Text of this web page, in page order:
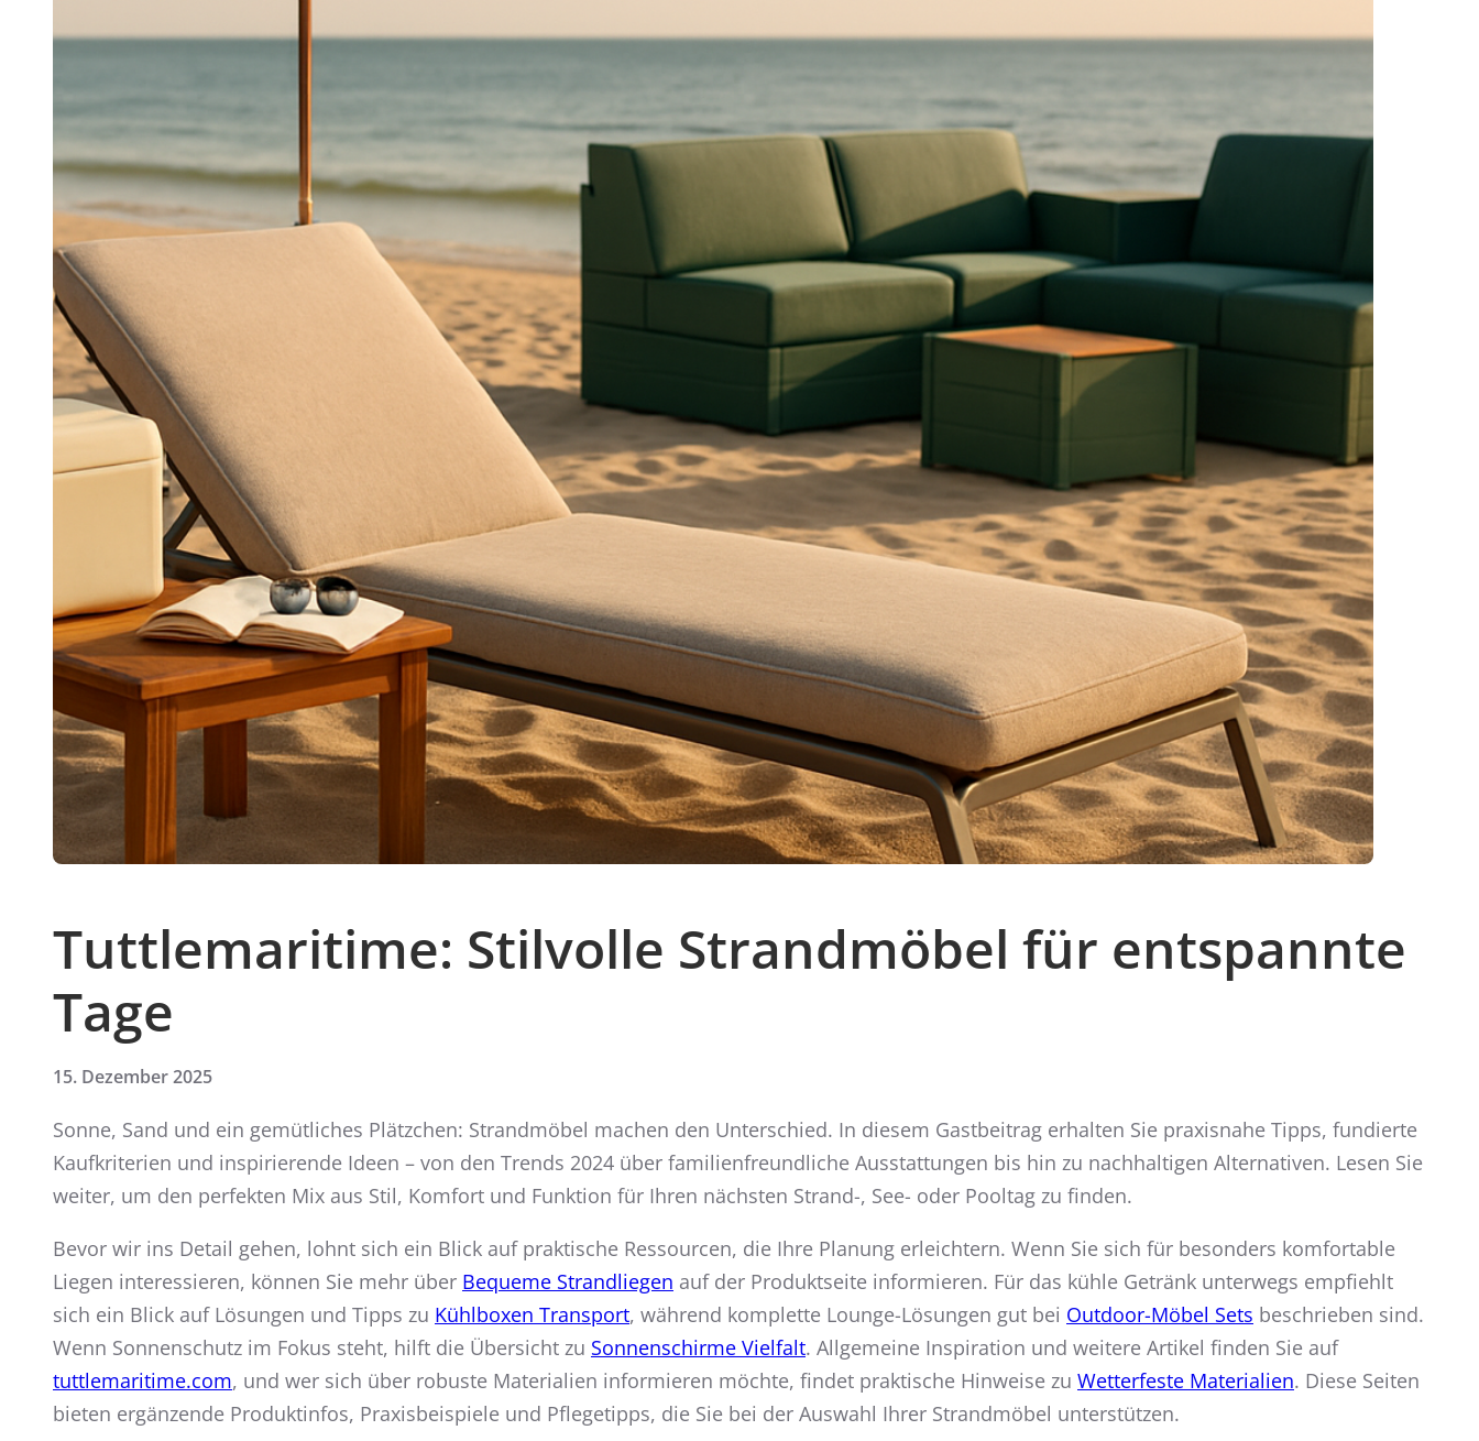
Tuttlemaritime: Stilvolle Strandmöbel für entspannte
Tage
15. Dezember 2025
Sonne, Sand und ein gemütliches Plätzchen: Strandmöbel machen den Unterschied. In diesem Gastbeitrag erhalten Sie praxisnahe Tipps, fundierte
Kaufkriterien und inspirierende Ideen – von den Trends 2024 über familienfreundliche Ausstattungen bis hin zu nachhaltigen Alternativen. Lesen Sie
weiter, um den perfekten Mix aus Stil, Komfort und Funktion für Ihren nächsten Strand-, See- oder Pooltag zu finden.
Bevor wir ins Detail gehen, lohnt sich ein Blick auf praktische Ressourcen, die Ihre Planung erleichtern. Wenn Sie sich für besonders komfortable
Liegen interessieren, können Sie mehr über Bequeme Strandliegen auf der Produktseite informieren. Für das kühle Getränk unterwegs empfiehlt
sich ein Blick auf Lösungen und Tipps zu Kühlboxen Transport, während komplette Lounge-Lösungen gut bei Outdoor-Möbel Sets beschrieben sind.
Wenn Sonnenschutz im Fokus steht, hilft die Übersicht zu Sonnenschirme Vielfalt. Allgemeine Inspiration und weitere Artikel finden Sie auf
tuttlemaritime.com, und wer sich über robuste Materialien informieren möchte, findet praktische Hinweise zu Wetterfeste Materialien. Diese Seiten
bieten ergänzende Produktinfos, Praxisbeispiele und Pflegetipps, die Sie bei der Auswahl Ihrer Strandmöbel unterstützen.